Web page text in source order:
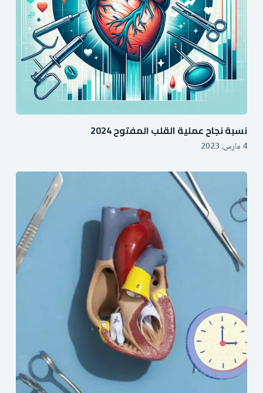
نسبة نجاح عملية القلب المفتوح 2024
4 مارس، 2023